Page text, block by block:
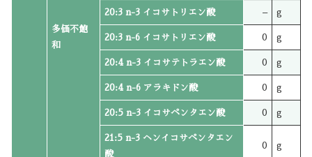
多価不飽
和
20:3 n-3 イコサトリエン酸 – g
20:3 n-6 イコサトリエン酸 0 g
20:4 n-3 イコサテトラエン酸 0 g
20:4 n-6 アラキドン酸 0 g
20:5 n-3 イコサペンタエン酸 0 g
21:5 n-3 ヘンイコサペンタエン
酸
0 g